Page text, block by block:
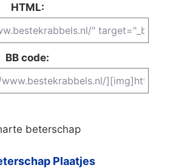
HTML:
BB code:
beterschap
Plaatjes